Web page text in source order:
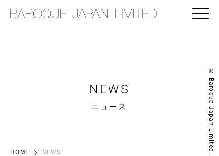
NEWS
ニュース © Baroque Japan Limited.
HOME NEWS